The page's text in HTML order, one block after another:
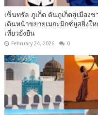
เซ็นทรัล ภูเก็ต ดันภูเก็ตสู่เมือง
เดินหน้าขยายเมกะมิกซ์ยูสยิ่งใ
เที่ยวยั่งยืน
February 24, 2026 0